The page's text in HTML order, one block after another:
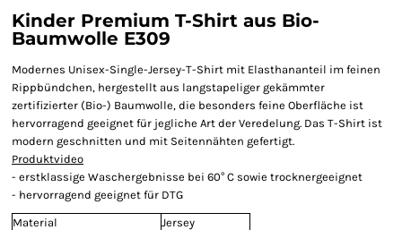
Kinder Premium T-Shirt aus Bio-
Baumwolle E309
Modernes Unisex-Single-Jersey-T-Shirt mit Elasthananteil im feinen
Rippbündchen, hergestellt aus langstapeliger gekämmter
zertifizierter (Bio-) Baumwolle, die besonders feine Oberfläche ist
hervorragend geeignet für jegliche Art der Veredelung. Das T-Shirt ist
modern geschnitten und mit Seitennähten gefertigt.
Produktvideo
- erstklassige Waschergebnisse bei 60° C sowie trocknergeeignet
- hervorragend geeignet für DTG
Material
Jersey